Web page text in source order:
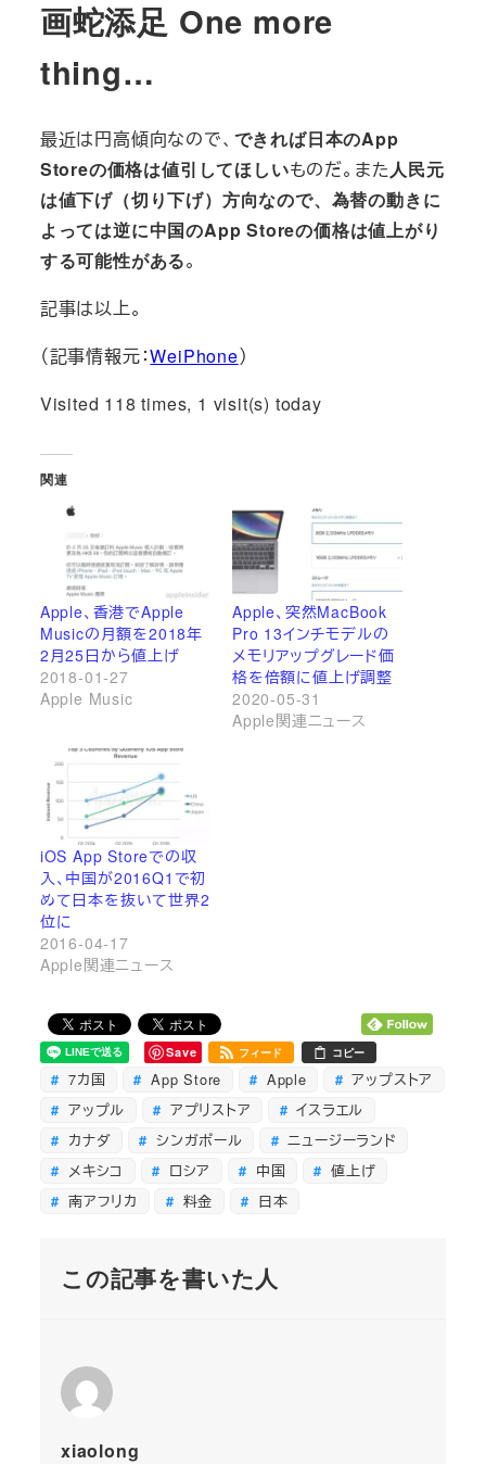
画蛇添足 One more
thing…
最近は円高傾向なので、 できれば日本のApp
Storeの価格は値引してほしいものだ。また人民元
は値下げ（切り下げ）方向なので、為替の動きに
よっては逆に中国のApp Storeの価格は値上がり
する可能性がある。
記事は以上。
（記事情報元：WeiPhone）
Visited 118 times, 1 visit(s) today
関連
Apple、香港でApple
Musicの月額を2018年
2月25日から値上げ
2018-01-27
Apple Music
Apple、突然MacBook
Pro 13インチモデルの
メモリアップグレード価
格を倍額に値上げ調整
2020-05-31
Apple関連ニュース
iOS App Storeでの収
入、中国が2016Q1で初
めて日本を抜いて世界2
位に
2016-04-17
Apple関連ニュース
Save フィード コピー
7カ国 App Store Apple
アップストア
アップル
アプリストア
イスラエル
カナダ
シンガポール
ニュージーランド
メキシコ
ロシア 中国
値上げ
南アフリカ
料金 日本
この記事を書いた人
xiaolong